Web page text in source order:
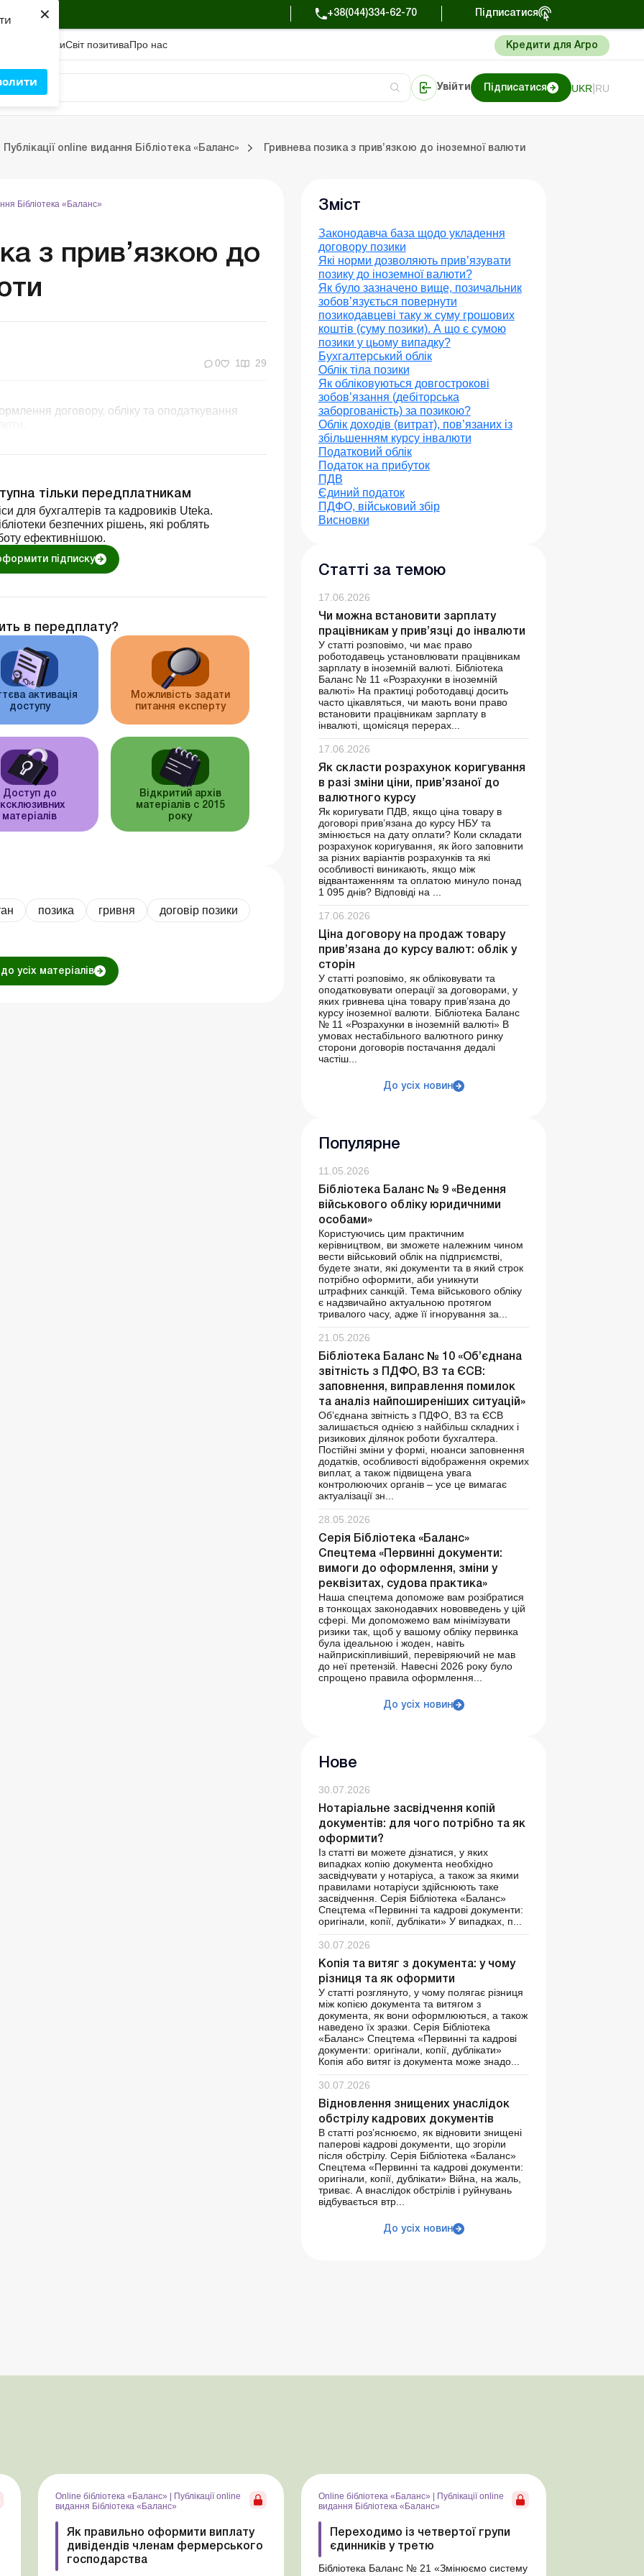
× +38(044)334-62-70 Підписатися
СервісиСвiт позитиваПро нас Кредити для Агро
Увійти Підписатися UKR RU
Публікації online видання Бібліотека «Баланс» Гривнева позика з прив’язкою до іноземної валюти
Бібліотека «Баланс»
з прив’язкою до
0 1 29
договору, обліку та оподаткування
тільки передплатникам
для бухгалтерів та кадровиків Uteka.
безпечних рішень, які роблять
ефективнішою.
підписку
в передплату?
активація
доступу
Можливість задати
питання експерту
Доступ до
матеріалів
Відкритий архів
матеріалів c 2015
року
позика гривня
договір позики
усіх матеріалів
Зміст
Законодавча база щодо укладення
договору позики
Які норми дозволяють прив’язувати
позику до іноземної валюти?
Як було зазначено вище, позичальник
зобов’язується повернути
позикодавцеві таку ж суму грошових
коштів (суму позики). А що є сумою
позики у цьому випадку?
Бухгалтерський облік
Облік тіла позики
Як обліковуються довгострокові
зобов’язання (дебіторська
заборгованість) за позикою?
Облік доходів (витрат), пов’язаних із
збільшенням курсу інвалюти
Податковий облік
Податок на прибуток
ПДВ
Єдиний податок
ПДФО, військовий збір
Висновки
Статті за темою
17.06.2026
Чи можна встановити зарплату
працівникам у прив’язці до інвалюти
У статті розповімо, чи має право
роботодавець установлювати працівникам
зарплату в іноземній валюті. Бібліотека
Баланс № 11 «Розрахунки в іноземній
валюті» На практиці роботодавці досить
часто цікавляться, чи мають вони право
встановити працівникам зарплату в
інвалюті, щомісяця перерах...
17.06.2026
Як скласти розрахунок коригування
в разі зміни ціни, прив’язаної до
валютного курсу
Як коригувати ПДВ, якщо ціна товару в
договорі прив’язана до курсу НБУ та
змінюється на дату оплати? Коли складати
розрахунок коригування, як його заповнити
за різних варіантів розрахунків та які
особливості виникають, якщо між
відвантаженням та оплатою минуло понад
1 095 днів? Відповіді на ...
17.06.2026
Ціна договору на продаж товару
прив’язана до курсу валют: облік у
сторін
У статті розповімо, як обліковувати та
оподатковувати операції за договорами, у
яких гривнева ціна товару прив’язана до
курсу іноземної валюти. Бібліотека Баланс
№ 11 «Розрахунки в іноземній валюті» В
умовах нестабільного валютного ринку
сторони договорів постачання дедалі
частіш...
До усіх новин
Популярне
11.05.2026
Бібліотека Баланс № 9 «Ведення
військового обліку юридичними
особами»
Користуючись цим практичним
керівництвом, ви зможете належним чином
вести військовий облік на підприємстві,
будете знати, які документи та в який строк
потрібно оформити, аби уникнути
штрафних санкцій. Тема військового обліку
є надзвичайно актуальною протягом
тривалого часу, адже її ігнорування за...
21.05.2026
Бібліотека Баланс № 10 «Об’єднана
звітність з ПДФО, ВЗ та ЄСВ:
заповнення, виправлення помилок
та аналіз найпоширеніших ситуацій»
Об’єднана звітність з ПДФО, ВЗ та ЄСВ
залишається однією з найбільш складних і
ризикових ділянок роботи бухгалтера.
Постійні зміни у формі, нюанси заповнення
додатків, особливості відображення окремих
виплат, а також підвищена увага
контролюючих органів – усе це вимагає
актуалізації зн...
28.05.2026
Серія Бібліотека «Баланс»
Спецтема «Первинні документи:
вимоги до оформлення, зміни у
реквізитах, судова практика»
Наша спецтема допоможе вам розібратися
в тонкощах законодавчих нововведень у цій
сфері. Ми допоможемо вам мінімізувати
ризики так, щоб у вашому обліку первинка
була ідеальною і жоден, навіть
найприскіпливіший, перевіряючий не мав
до неї претензій. Навесні 2026 року було
спрощено правила оформлення...
До усіх новин
Нове
30.07.2026
Нотаріальне засвідчення копій
документів: для чого потрібно та як
оформити?
Із статті ви можете дізнатися, у яких
випадках копію документа необхідно
засвідчувати у нотаріуса, а також за якими
правилами нотаріуси здійснюють таке
засвідчення. Серія Бібліотека «Баланс»
Спецтема «Первинні та кадрові документи:
оригінали, копії, дублікати» У випадках, п...
30.07.2026
Копія та витяг з документа: у чому
різниця та як оформити
У статті розглянуто, у чому полягає різниця
між копією документа та витягом з
документа, як вони оформлюються, а також
наведено їх зразки. Серія Бібліотека
«Баланс» Спецтема «Первинні та кадрові
документи: оригінали, копії, дублікати»
Копія або витяг із документа може знадо...
30.07.2026
Відновлення знищених унаслідок
обстрілу кадрових документів
В статті роз’яснюємо, як відновити знищені
паперові кадрові документи, що згоріли
після обстрілу. Серія Бібліотека «Баланс»
Спецтема «Первинні та кадрові документи:
оригінали, копії, дублікати» Війна, на жаль,
триває. А внаслідок обстрілів і руйнувань
відбувається втр...
До усіх новин
Online бібліотека «Баланс»
Публікації online
видання Бібліотека «Баланс»
Як правильно оформити виплату
дивідендів членам фермерського
господарства
Online бібліотека «Баланс»
Публікації online
видання Бібліотека «Баланс»
Переходимо із четвертої групи
єдинників у третю
Бібліотека Баланс № 21 «Змінюємо систему